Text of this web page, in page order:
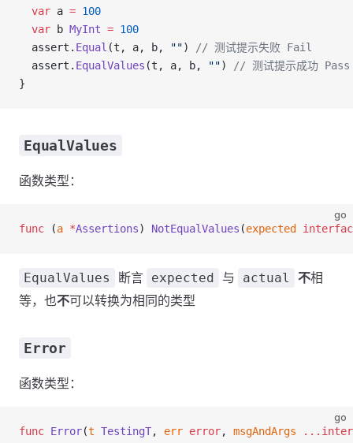
  var
a = 100
  var
b MyInt = 100
  assert
. Equal (t , a, b, "")
// 测试提示失败 Fail
  assert
. EqualValues (t , a, b, "")
// 测试提示成功 Pass
}
EqualValues
函数类型：
go
func (a *Assertions) NotEqualValues (expected
EqualValues 断言 expected 与 actual 不相
等，也不可以转换为相同的类型
Error
函数类型：
go
func Error(t TestingT, err error, msgAndArgs ...